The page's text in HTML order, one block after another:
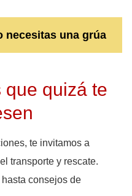
necesitas una grúa
que quizá te
te invitamos a
transporte y rescate.
consejos de